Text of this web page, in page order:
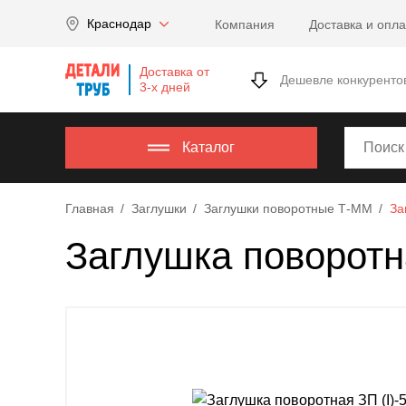
Краснодар Компания Доставка и
Доставка от
3-х дней
Дешевле
Каталог
Главная Заглушки Заглушки поворотные Т-ММ
Заглушка
Московская